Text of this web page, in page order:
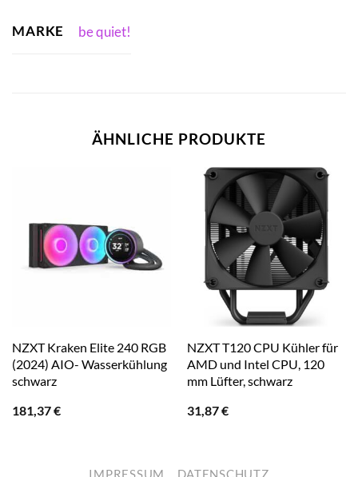
MARKE be quiet!
ÄHNLICHE PRODUKTE
NZXT Kraken Elite 240 RGB
(2024) AIO- Wasserkühlung
schwarz
181,37€
NZXT T120 CPU Kühler für
AMD und Intel CPU, 120
mm Lüfter, schwarz
31,87€
IMPRESSUM DATENSCHUTZ